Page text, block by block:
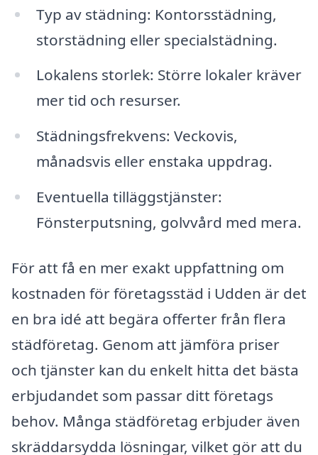
Typ av städning: Kontorsstädning,
storstädning eller specialstädning.
Lokalens storlek: Större lokaler kräver
mer tid och resurser.
Städningsfrekvens: Veckovis,
månadsvis eller enstaka uppdrag.
Eventuella tilläggstjänster:
Fönsterputsning, golvvård med mera.
För att få en mer exakt uppfattning om
kostnaden för företagsstäd i Udden är det
en bra idé att begära offerter från flera
städföretag. Genom att jämföra priser
och tjänster kan du enkelt hitta det bästa
erbjudandet som passar ditt företags
behov. Många städföretag erbjuder även
skräddarsydda lösningar, vilket gör att du